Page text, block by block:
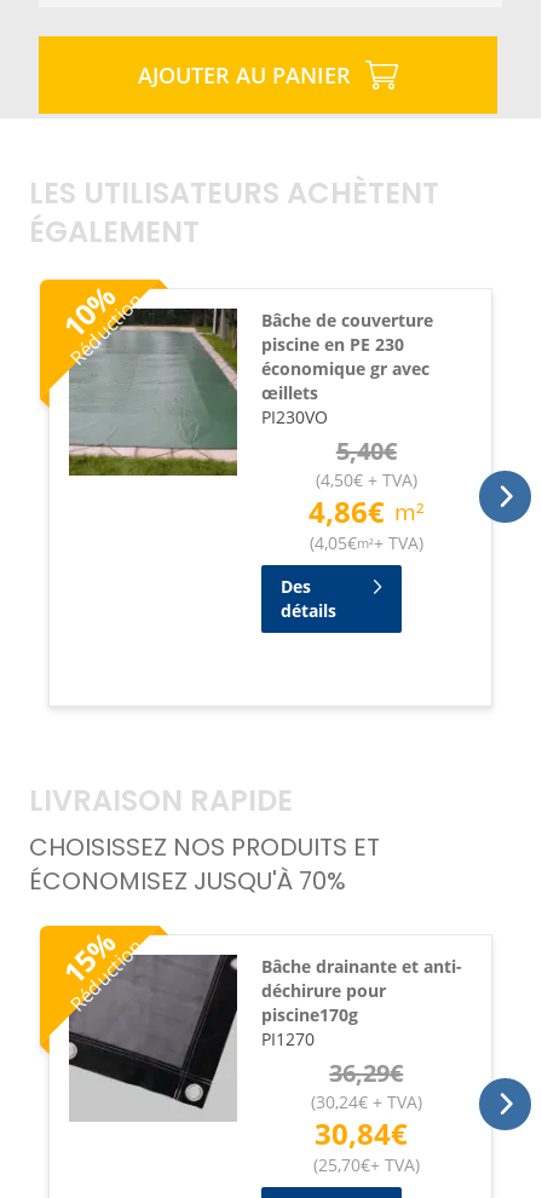
AJOUTER AU PANIER
LES UTILISATEURS ACHÈTENT
ÉGALEMENT
10
%
Réduction
Bâche de couverture
piscine en PE 230
économique gr avec
œillets
PI230VO
5,40€
(4,50€+ TVA)
4,86€ m²
(4,05€m²+ TVA)
Des
détails
LIVRAISON RAPIDE
CHOISISSEZ NOS PRODUITS ET
ÉCONOMISEZ JUSQU'À 70%
15
%
Réduction
Bâche drainante et anti-
déchirure pour
piscine170g
PI1270
36,29€
(30,24€+ TVA)
30,84€
(25,70€+ TVA)